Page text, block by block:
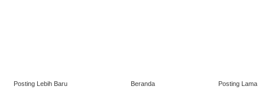
Posting Lebih Baru Posting Lama
Beranda